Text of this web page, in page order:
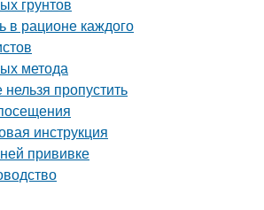
в рационе каждого
метода
пропустить
инструкция
прививке